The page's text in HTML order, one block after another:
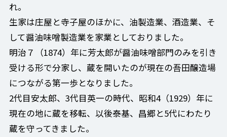
れ。
生家は庄屋と寺子屋のほかに、油製造業、酒造業、そ
して醤油味噌製造業を家業としておりました。
明治７（1874）年に芳太郎が醤油味噌部門のみを引き
受ける形で分家し、蔵を開いたのが現在の吾田醸造場
につながる第一歩となりました。
2代目安太郎、3代目英一の時代、昭和4（1929）年に
現在の地に蔵を移転、以後泰基、昌郷と5代にわたり
蔵を守ってきました。